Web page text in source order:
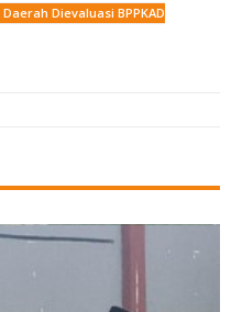
Dievaluasi BPPKAD